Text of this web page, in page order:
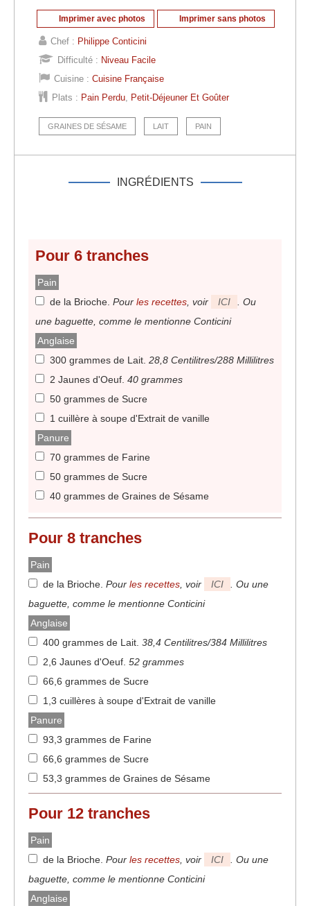
Imprimer avec photos Imprimer sans photos
Chef : Philippe Conticini
Difficulté : Niveau Facile
Cuisine : Cuisine Française
Plats : Pain Perdu, Petit-Déjeuner Et Goûter
GRAINES DE SÉSAME LAIT PAIN
INGRÉDIENTS
Pour 6 tranches
Pain
de la Brioche. Pour les recettes, voir ICI
. Ou
une baguette, comme le mentionne Conticini
Anglaise
300 grammes de Lait. 28,8 Centilitres/288 Millilitres
2 Jaunes d'Oeuf. 40 grammes
50 grammes de Sucre
1 cuillère à soupe d'Extrait de vanille
Panure
70 grammes de Farine
50 grammes de Sucre
40 grammes de Graines de Sésame
Pour 8 tranches
Pain
de la Brioche. Pour les recettes, voir ICI
. Ou une
baguette, comme le mentionne Conticini
Anglaise
400 grammes de Lait. 38,4 Centilitres/384 Millilitres
2,6 Jaunes d'Oeuf. 52 grammes
66,6 grammes de Sucre
1,3 cuillères à soupe d'Extrait de vanille
Panure
93,3 grammes de Farine
66,6 grammes de Sucre
53,3 grammes de Graines de Sésame
Pour 12 tranches
Pain
de la Brioche. Pour les recettes, voir ICI
. Ou une
baguette, comme le mentionne Conticini
Anglaise